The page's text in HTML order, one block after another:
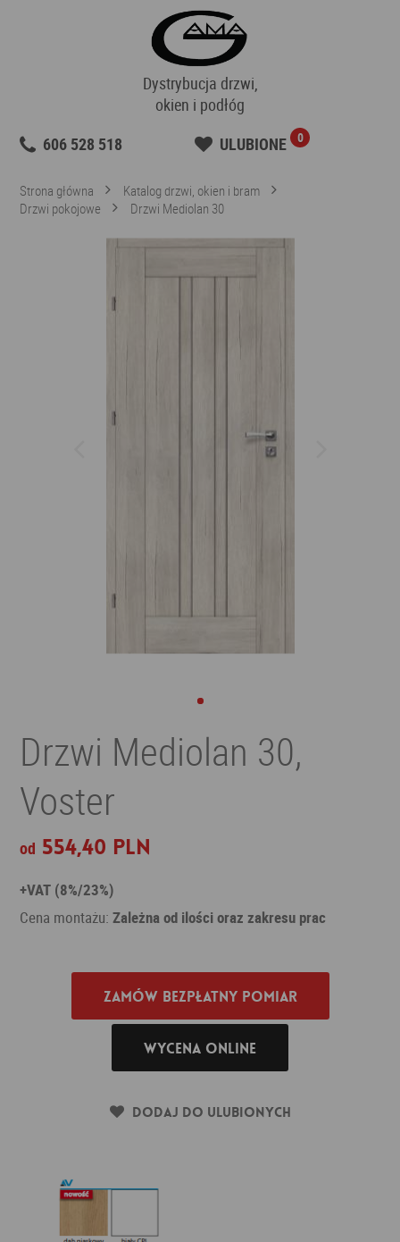
Dystrybucja drzwi,
okien i podłóg
606 528 518
ULUBIONE 0
Strona główna
Katalog drzwi, okien i bram
Drzwi pokojowe
Drzwi Mediolan 30
Drzwi Mediolan 30,
Voster
od 554,40 PLN
+VAT (8%/23%)
Cena montażu:Zależna od ilości oraz zakresu prac
Zamów bezpłatny pomiar
Wycena online
Dodaj do ulubionych